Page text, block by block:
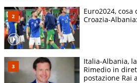
Euro2024,
Croazia-
Italia-Albania,
Rimedio in
postazione Rai